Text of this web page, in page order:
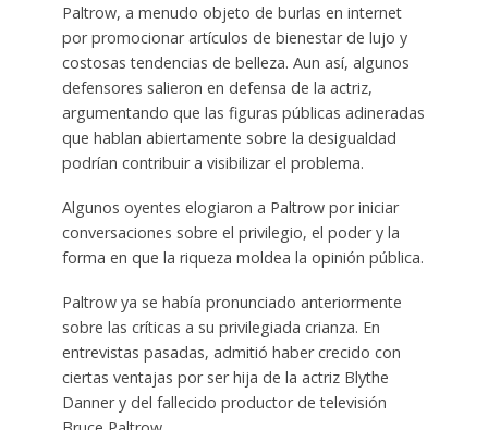
Paltrow, a menudo objeto de burlas en internet
por promocionar artículos de bienestar de lujo y
costosas tendencias de belleza. Aun así, algunos
defensores salieron en defensa de la actriz,
argumentando que las figuras públicas adineradas
que hablan abiertamente sobre la desigualdad
podrían contribuir a visibilizar el problema.
Algunos oyentes elogiaron a Paltrow por iniciar
conversaciones sobre el privilegio, el poder y la
forma en que la riqueza moldea la opinión pública.
Paltrow ya se había pronunciado anteriormente
sobre las críticas a su privilegiada crianza. En
entrevistas pasadas, admitió haber crecido con
ciertas ventajas por ser hija de la actriz Blythe
Danner y del fallecido productor de televisión